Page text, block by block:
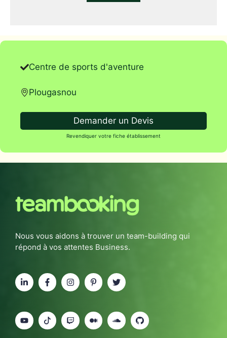
Centre de sports d'aventure
Plougasnou
Demander un Devis
Revendiquer votre fiche établissement
Nous vous aidons à trouver un team-building qui
répond à vos attentes Business.